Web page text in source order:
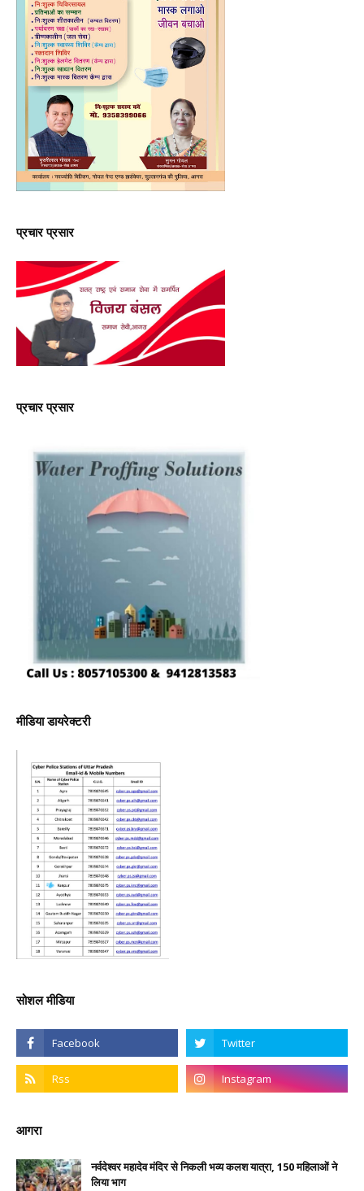
प्रचार प्रसार
प्रचार प्रसार
मीडिया डायरेक्टरी
सोशल मीडिया
आगरा
नर्वदेश्वर महादेव मंदिर से निकली भव्य कलश यात्रा, 150 महिलाओं ने
लिया भाग